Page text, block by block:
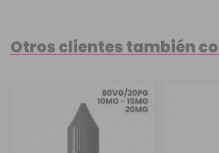
Otros clientes también